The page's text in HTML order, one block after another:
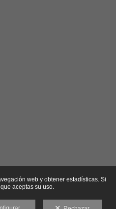
web y obtener estadísticas. Si
aceptas su uso.